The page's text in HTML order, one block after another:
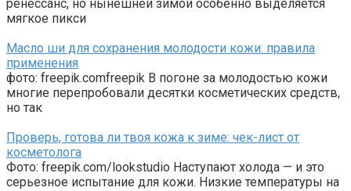
ренессанс, но нынешней зимой особенно выделяется
мягкое пикси
Масло ши для сохранения молодости кожи: правила
применения
фото: freepik.comfreepik В погоне за молодостью кожи
многие перепробовали десятки косметических средств,
но так
Проверь, готова ли твоя кожа к зиме: чек-лист от
косметолога
Фото: freepik.com/lookstudio Наступают холода — и это
серьезное испытание для кожи. Низкие температуры на